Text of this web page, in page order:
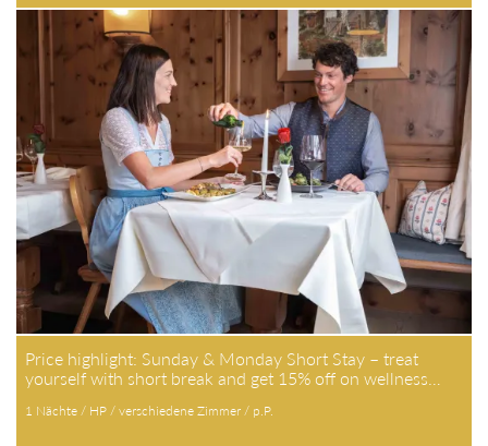
Price highlight: Sunday & Monday Short Stay – treat
yourself with short break and get 15% off on wellness…
1 Nächte / HP / verschiedene Zimmer / p.P.